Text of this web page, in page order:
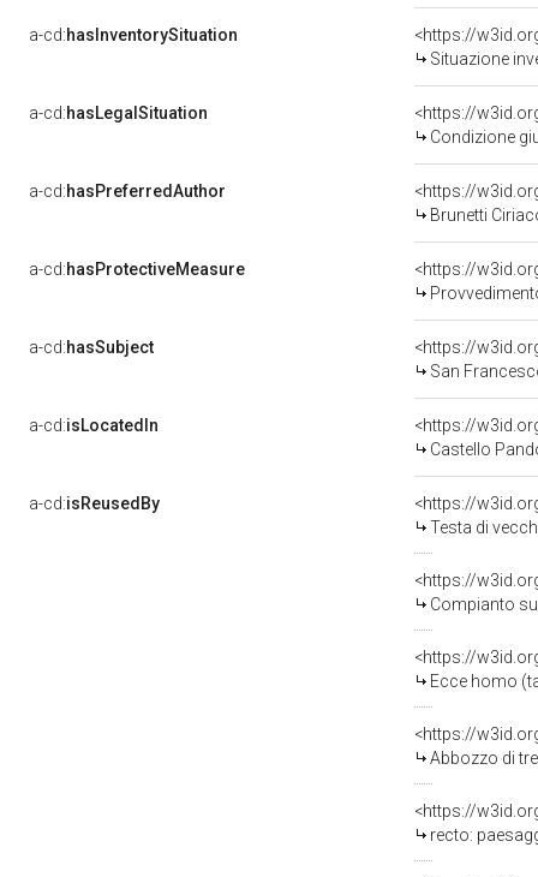
a-cd:hasInventorySituation
<https://
Situazione
a-cd:hasLegalSituation
<https://
Condizione
a-cd:hasPreferredAuthor
<https://
Brunetti
a-cd:hasProtectiveMeasure
<https://
a-cd:hasSubject
<https://
San
a-cd:isLocatedIn
<https://
Castello
a-cd:isReusedBy
<https://
Testa di
<https://
Compianto
<https://
Ecce homo
<https://
Abbozzo di
<https://
recto: paesaggio